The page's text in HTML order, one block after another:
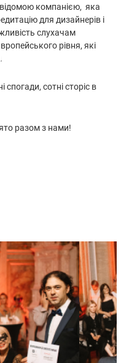
відомою компанією, яка
для дизайнерів і
слухачам
рівня, які
сотні сторіс в
разом з нами!